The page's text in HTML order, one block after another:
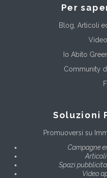
Per
Blog, Articoli
Io Abito
Community
Soluzioni
Promuoversi su
Campagne
Spazi
Video